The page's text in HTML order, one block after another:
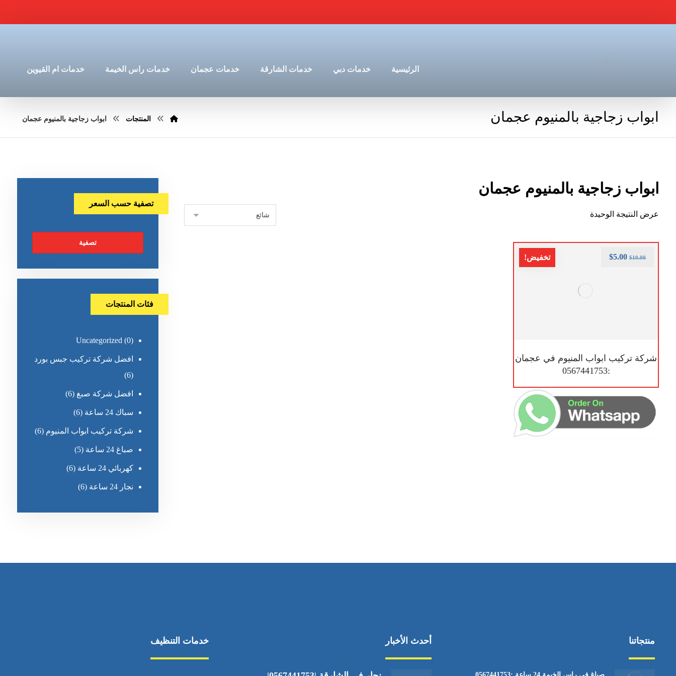
الرئيسية خدمات دبي خدمات الشارقة خدمات عجمان خدمات راس الخيمة خدمات ام القيوين
ابواب زجاجية بالمنيوم عجمان المنتجات ابواب زجاجية بالمنيوم عجمان
ابواب زجاجية بالمنيوم عجمان
عرض النتيجة الوحيدة
تخفيض!
شركة تركيب ابواب المنيوم في عجمان
:0567441753
$10.00
$5.00
تصفية حسب السعر
تصفية
فئات المنتجات
Uncategorized (0)
افضل شركة تركيب جبس بورد
(6)
افضل شركة صبغ (6)
سباك 24 ساعة (6)
شركة تركيب ابواب المنيوم (6)
صباغ 24 ساعة (5)
كهربائي 24 ساعة (6)
نجار 24 ساعة (6)
منتجاتنا أحدث الأخبار خدمات التنظيف